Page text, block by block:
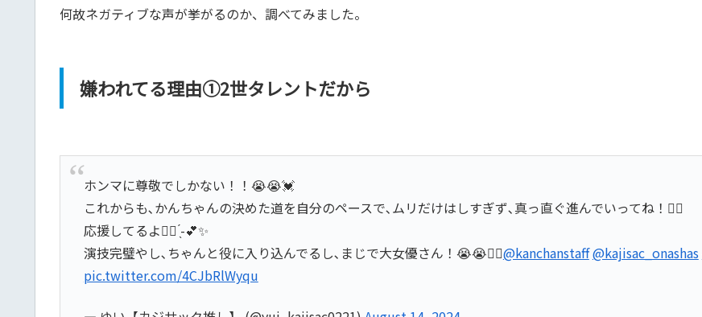
何故ネガティブな声が挙がるのか、調べてみました。
嫌われてる理由①2世タレントだから
ホンマに尊敬でしかない！！😭😭💓
これからも､かんちゃんの決めた道を自分のペースで､ムリだけはしすぎず､真っ直ぐ進んでいってね！❤️‍🔥
応援してるよ✊🏻 ̖́-︎💕︎︎✨️
演技完璧やし､ちゃんと役に入り込んでるし､まじで大女優さん！😭😭❤️‍🔥@kanchanstaff@kajisac_onashas
pic.twitter.com/4CJbRlWyqu